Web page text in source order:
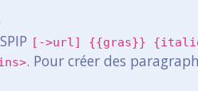
[->url] {{gras}}
. Pour créer des